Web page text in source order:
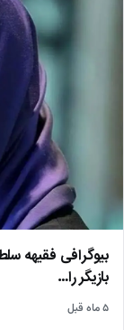
بیوگرافی فقیهه
بازیگر را…
۵ ماه قبل